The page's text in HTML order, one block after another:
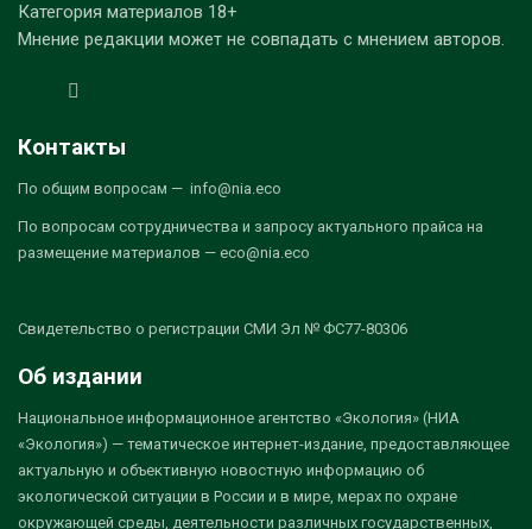
Категория материалов 18+
Мнение редакции может не совпадать с мнением авторов.
Контакты
По общим вопросам — info@nia.eco
По вопросам сотрудничества и запросу актуального прайса на
размещение материалов — eco@nia.eco
Свидетельство о регистрации СМИ Эл № ФС77-80306
Об издании
Национальное информационное агентство «Экология» (НИА
«Экология») — тематическое интернет-издание, предоставляющее
актуальную и объективную новостную информацию об
экологической ситуации в России и в мире, мерах по охране
окружающей среды, деятельности различных государственных,